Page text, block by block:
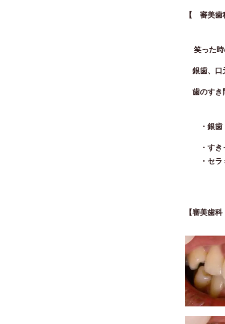
【 審美
笑った時
銀歯、口
歯のすき
・ 銀
・すき
・セラミ
【審美歯